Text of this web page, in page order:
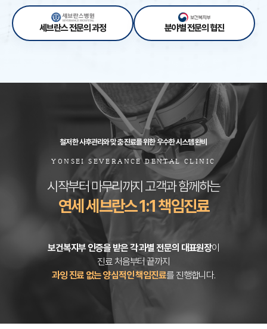
세브란스 전문의 과정 분야별 전문의 협진
철저한 사후관리와 맞춤 진료를 위한 우수한 시스템 완비
YONSEI SEVERANCE DENTAL CLINIC
시작부터 마무리까지 고객과 함께하는
연세 세브란스 1:1 책임진료
보건복지부 인증을 받은 각 과별 전문의 대표원장이
진료 처음부터 끝까지
과잉 진료 없는 양심적인 책임진료를 진행합니다.